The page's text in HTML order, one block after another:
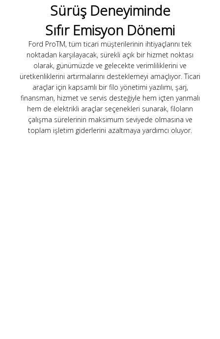
Sürüş Deneyiminde
Sıfır Emisyon Dönemi
Ford ProTM, tüm ticari müşterilerinin ihtiyaçlarını tek
noktadan karşılayacak, sürekli açık bir hizmet noktası
olarak, günümüzde ve gelecekte verimliliklerini ve
üretkenliklerini artırmalarını desteklemeyi amaçlıyor. Ticari
araçlar için kapsamlı bir filo yönetimi yazılımı, şarj,
finansman, hizmet ve servis desteğiyle hem içten yanmalı
hem de elektrikli araçlar seçenekleri sunarak, filoların
çalışma sürelerinin maksimum seviyede olmasına ve
toplam işletim giderlerini azaltmaya yardımcı oluyor.